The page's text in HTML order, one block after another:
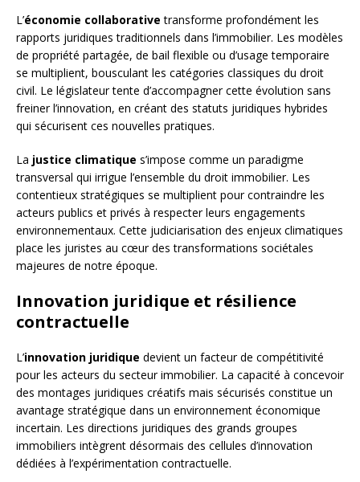
L’économie collaborative transforme profondément les
rapports juridiques traditionnels dans l’immobilier. Les modèles
de propriété partagée, de bail flexible ou d’usage temporaire
se multiplient, bousculant les catégories classiques du droit
civil. Le législateur tente d’accompagner cette évolution sans
freiner l’innovation, en créant des statuts juridiques hybrides
qui sécurisent ces nouvelles pratiques.
La justice climatique s’impose comme un paradigme
transversal qui irrigue l’ensemble du droit immobilier. Les
contentieux stratégiques se multiplient pour contraindre les
acteurs publics et privés à respecter leurs engagements
environnementaux. Cette judiciarisation des enjeux climatiques
place les juristes au cœur des transformations sociétales
majeures de notre époque.
Innovation juridique et résilience
contractuelle
L’innovation juridique devient un facteur de compétitivité
pour les acteurs du secteur immobilier. La capacité à concevoir
des montages juridiques créatifs mais sécurisés constitue un
avantage stratégique dans un environnement économique
incertain. Les directions juridiques des grands groupes
immobiliers intègrent désormais des cellules d’innovation
dédiées à l’expérimentation contractuelle.